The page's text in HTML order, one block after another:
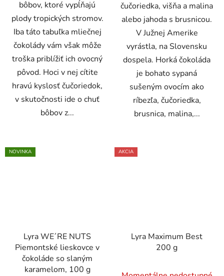
bôbov, ktoré vypĺňajú
plody tropických stromov.
Iba táto tabuľka mliečnej
čokolády vám však môže
troška priblížiť ich ovocný
pôvod. Hoci v nej cítite
hravú kyslosť čučoriedok,
v skutočnosti ide o chuť
bôbov z...
čučoriedka, višňa a malina
alebo jahoda s brusnicou.
V Južnej Amerike
vyrástla, na Slovensku
dospela. Horká čokoláda
je bohato sypaná
sušeným ovocím ako
ríbezľa, čučoriedka,
brusnica, malina,...
NOVINKA
Lyra WE´RE NUTS
Piemontské lieskovce v
čokoláde so slaným
karamelom, 100 g
AKCIA
Lyra Maximum Best
200 g